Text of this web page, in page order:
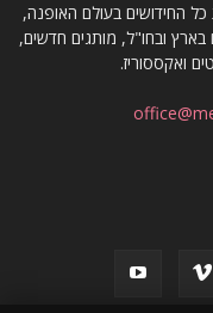
החידושים בעולם האופנה,
בארץ ובחו"ל, מותגים חדשים,
ואקססוריז.